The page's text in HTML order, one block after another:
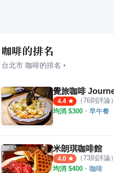
咖啡的排名
台北市 咖啡的排名 ›
4.4 （76則評論）
均消 $300 ・ 早午餐
米朗琪咖啡館
4.0 （73則評論）
均消 $400 ・ 咖啡